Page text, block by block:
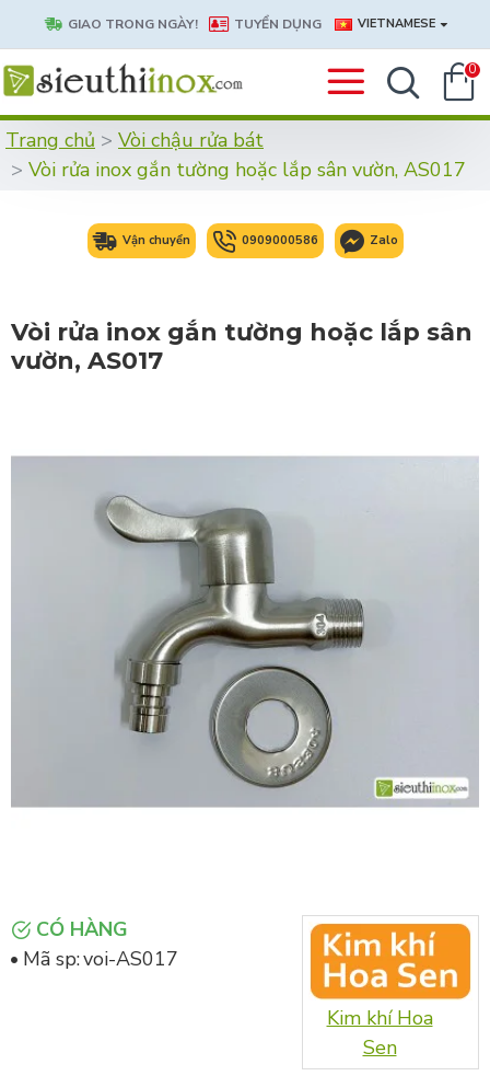
GIAO TRONG NGÀY! TUYỂN DỤNG VIETNAMESE
0
Trang chủ
Vòi chậu rửa bát
Vòi rửa inox gắn tường hoặc lắp sân vườn, AS017
Vận chuyển 0909000586 Zalo
Vòi rửa inox gắn tường hoặc lắp sân
vườn, AS017
CÓ HÀNG
Mã sp:voi-AS017
Kim khí Hoa
Sen